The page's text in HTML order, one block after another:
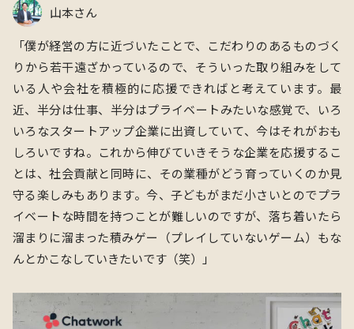
山本さん
「僕が経営の方に近づいたことで、こだわりのあるものづく
りから若干遠ざかっているので、そういった取り組みをして
いる人や会社を積極的に応援できればと考えています。最
近、半分は仕事、半分はプライベートみたいな感覚で、いろ
いろなスタートアップ企業に出資していて、今はそれがおも
しろいですね。これから伸びていきそうな企業を応援するこ
とは、社会貢献と同時に、その業種がどう育っていくのか見
守る楽しみもあります。今、子どもがまだ小さいとのでプラ
イベートな時間を持つことが難しいのですが、落ち着いたら
溜まりに溜まった積みゲー（プレイしていないゲーム）もな
んとかこなしていきたいです（笑）」